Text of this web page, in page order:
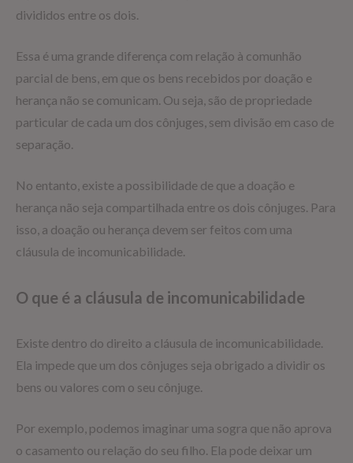
divididos entre os dois.
Essa é uma grande diferença com relação à comunhão
parcial de bens, em que os bens recebidos por doação e
herança não se comunicam. Ou seja, são de propriedade
particular de cada um dos cônjuges, sem divisão em caso de
separação.
No entanto, existe a possibilidade de que a doação e
herança não seja compartilhada entre os dois cônjuges. Para
isso, a doação ou herança devem ser feitos com uma
cláusula de incomunicabilidade.
O que é a cláusula de incomunicabilidade
Existe dentro do direito a cláusula de incomunicabilidade.
Ela impede que um dos cônjuges seja obrigado a dividir os
bens ou valores com o seu cônjuge.
Por exemplo, podemos imaginar uma sogra que não aprova
o casamento ou relação do seu filho. Ela pode deixar um